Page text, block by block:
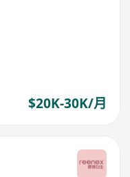
$20K-30K/月